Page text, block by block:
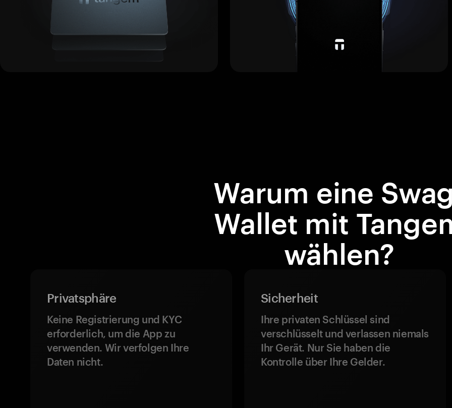
Warum eine
Wallet mit
wählen?
Privatsphäre
Keine Registrierung und KYC
erforderlich, um die App zu
verwenden. Wir verfolgen Ihre
Daten nicht.
Sicherheit
Ihre privaten Schlüssel sind
verschlüsselt und verlassen niemals
Ihr Gerät. Nur Sie haben die
Kontrolle über Ihre Gelder.